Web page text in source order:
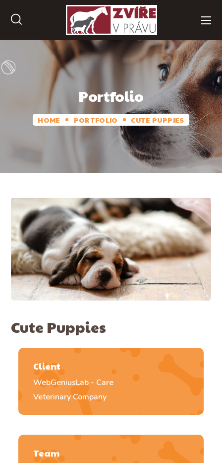
Portfolio
HOME PORTFOLIO CUTE PUPPIES
Cute Puppies
Client
WebGeniusLab - Care
Veterinary Company
Team